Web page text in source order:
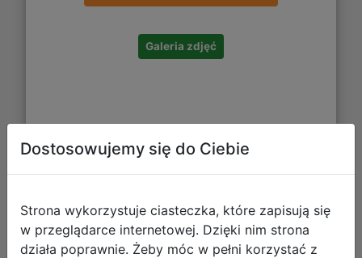
Galeria zdjęć
Paso Torba Sportowa Maltańczyk
PP26SZ-074
Dostosowujemy się do Ciebie
Strona wykorzystuje ciasteczka, które zapisują się
w przeglądarce internetowej. Dzięki nim strona
działa poprawnie. Żeby móc w pełni korzystać z